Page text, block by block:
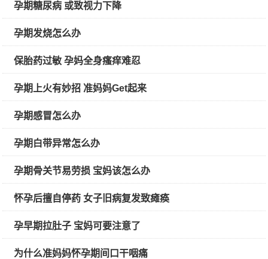
孕期糖尿病 或致视力下降
孕期发烧怎么办
保胎药过敏 孕妈全身瘙痒难忍
孕期上火有妙招 准妈妈Get起来
孕期感冒怎么办
孕期白带异常怎么办
孕期骨关节易劳损 宝妈该怎么办
怀孕后擅自停药 女子旧病复发致瘫痪
孕早期拉肚子 宝妈可要注意了
为什么准妈妈怀孕期间口干咽痛